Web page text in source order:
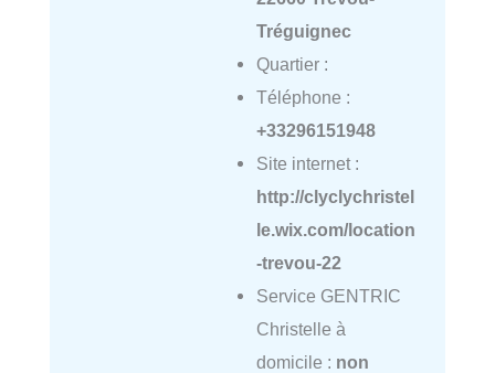
Tréguignec
Quartier :
Téléphone :
+33296151948
Site internet :
http://clyclychristel
le.wix.com/location
-trevou-22
Service GENTRIC
Christelle à
domicile : non